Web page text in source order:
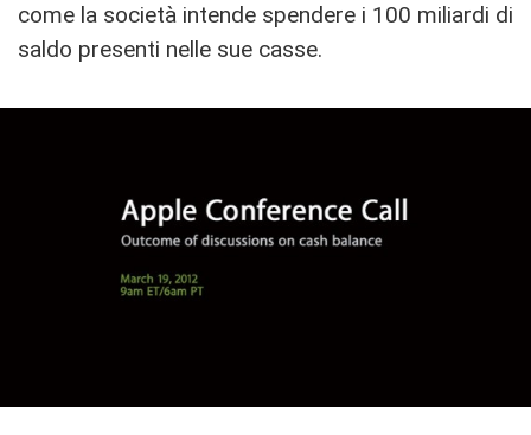
come la società intende spendere i 100 miliardi di
saldo presenti nelle sue casse.